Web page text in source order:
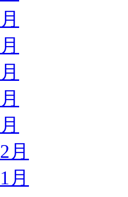
月
月